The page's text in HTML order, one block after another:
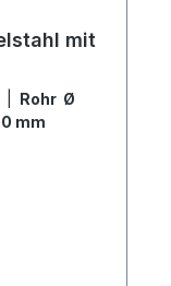
mit
Rohr Ø
mm